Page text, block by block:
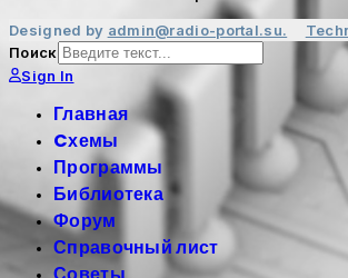
Designed by admin@radio-portal.su.
Поиск
Sign In
Главная
Cхемы
Программы
Библиотека
Форум
Справочный лист